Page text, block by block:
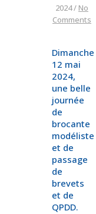
2024/No
Comments
Dimanche
12 mai
2024,
une belle
journée
de
brocante
modéliste
et de
passage
de
brevets
et de
QPDD.